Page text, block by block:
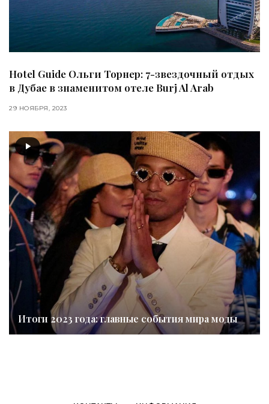
Hotel Guide Ольги Торнер: 7-звездочный отдых
в Дубае в знаменитом отеле Burj Al Arab
29 НОЯБРЯ, 2023
Итоги 2023 года: главные события мира моды